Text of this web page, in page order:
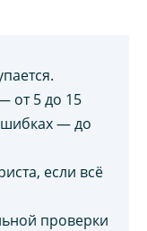
от 5 до 15
— до
если всё
проверки